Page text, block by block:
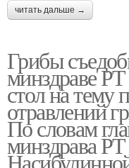
читать дальше →
Грибы
минздраве
стол на тему
отравлений
По словам
минздрава